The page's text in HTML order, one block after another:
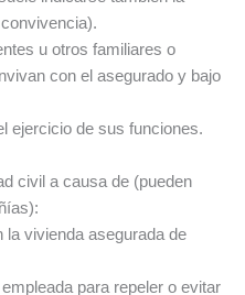
u otros familiares o
con el asegurado y bajo
ejercicio de sus funciones.
civil a causa de (pueden
la vivienda asegurada de
para repeler o evitar